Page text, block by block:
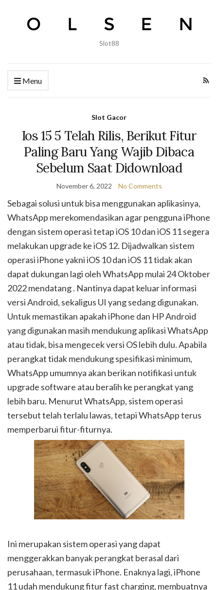
Slot88
Menu
Slot Gacor
Ios 15 5 Telah Rilis, Berikut Fitur
Paling Baru Yang Wajib Dibaca
Sebelum Saat Didownload
November 6, 2022 No Comments
Sebagai solusi untuk bisa menggunakan aplikasinya,
WhatsApp merekomendasikan agar pengguna iPhone
dengan sistem operasi tetap iOS 10 dan iOS 11 segera
melakukan upgrade ke iOS 12. Dijadwalkan sistem
operasi iPhone yakni iOS 10 dan iOS 11 tidak akan
dapat dukungan lagi oleh WhatsApp mulai 24 Oktober
2022 mendatang . Nantinya dapat keluar informasi
versi Android, sekaligus UI yang sedang digunakan.
Untuk memastikan apakah iPhone dan HP Android
yang digunakan masih mendukung aplikasi WhatsApp
atau tidak, bisa mengecek versi OS lebih dulu. Apabila
perangkat tidak mendukung spesifikasi minimum,
WhatsApp umumnya akan berikan notifikasi untuk
upgrade software atau beralih ke perangkat yang
lebih baru. Menurut WhatsApp, sistem operasi
tersebut telah terlalu lawas, tetapi WhatsApp terus
memperbarui fitur-fiturnya.
Ini merupakan sistem operasi yang dapat
menggerakkan banyak perangkat berasal dari
perusahaan, termasuk iPhone. Enaknya lagi, iPhone
11 udah mendukung fitur fast charging, membuatnya